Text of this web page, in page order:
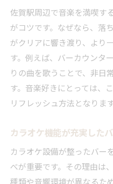
佐賀駅周辺で音楽を満喫す
がコツです。なぜなら、落
がクリアに響き渡り、より
す。例えば、バーカウンタ
りの曲を歌うことで、非日
す。音楽好きにとっては、
リフレッシュ方法となります
カラオケ機能が充実した
カラオケ設備が整ったバー
べが重要です。その理由は
種類や音響環境が異なるた